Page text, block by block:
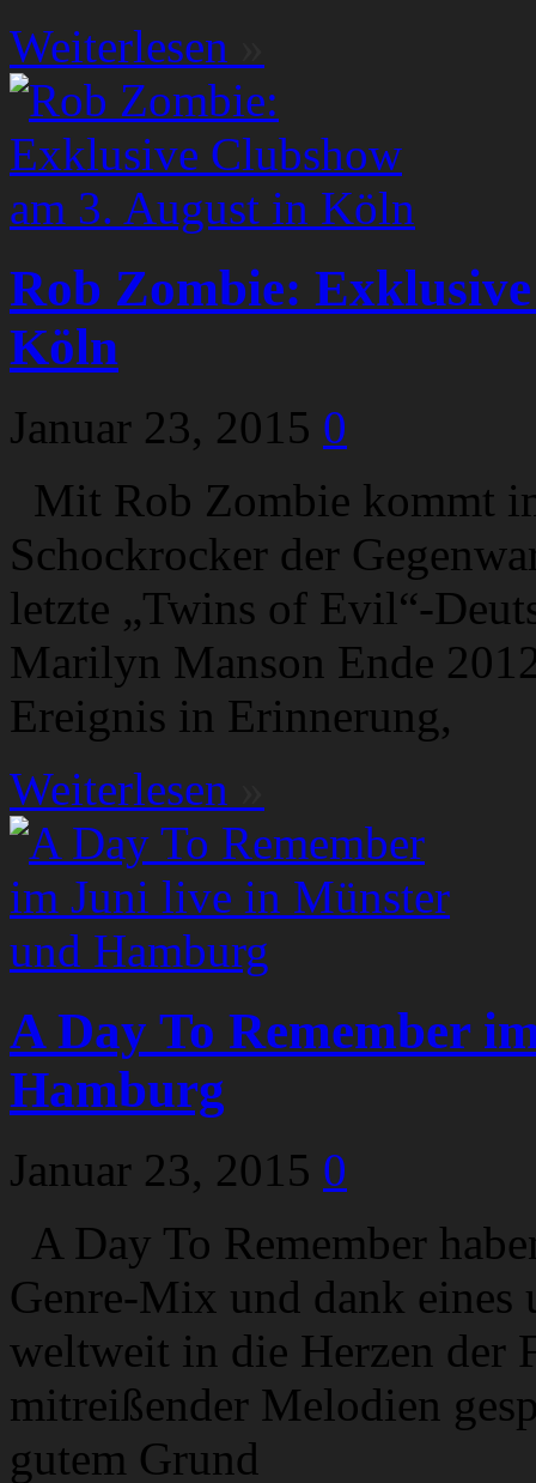
Weiterlesen
Rob Zombie:
Köln
Januar 23, 2015 0
Mit Rob Zombie kommt
Schockrocker der
letzte „Twins of Evil“-
Marilyn Manson Ende
Ereignis in Erinnerung,
Weiterlesen
A Day To Remember
Hamburg
Januar 23, 2015 0
A Day To Remember
Genre-Mix und dank eines
weltweit in die Herzen der
mitreißender Melodien
gutem Grund